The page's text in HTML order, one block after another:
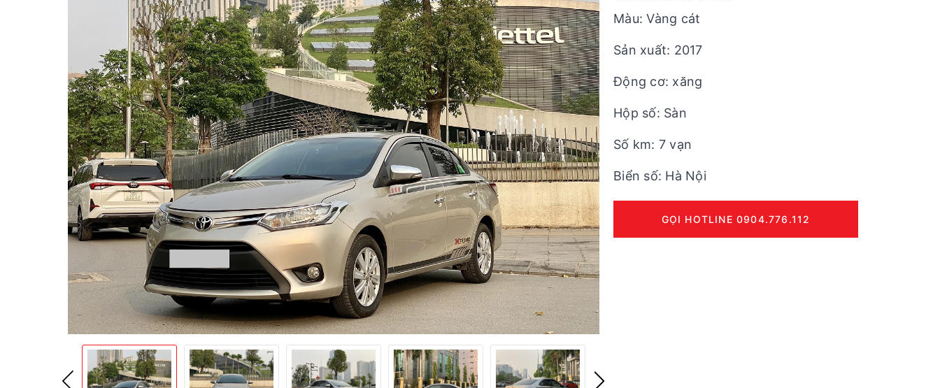
Màu: Vàng cát
Sản xuất: 2017
Động cơ: xăng
Hộp số: Sàn
Số km: 7 vạn
Biển số: Hà Nội
GỌI HOTLINE 0904.776.112